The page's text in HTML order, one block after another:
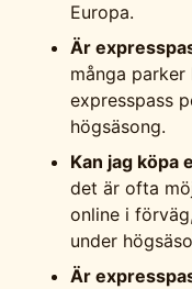
Europa.
Är
många parker
expresspass
högsäsong.
Kan jag köpa
det är ofta
online i
under
Är